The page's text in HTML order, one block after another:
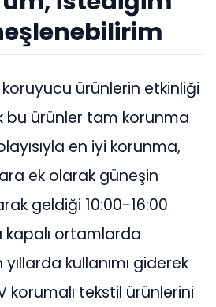
ürünlerin etkinliği
bu ürünler tam korunma
en iyi korunma,
ek olarak güneşin
geldiği 10:00-16:00
kapalı ortamlarda
kullanımı giderek
korumalı tekstil ürünlerini